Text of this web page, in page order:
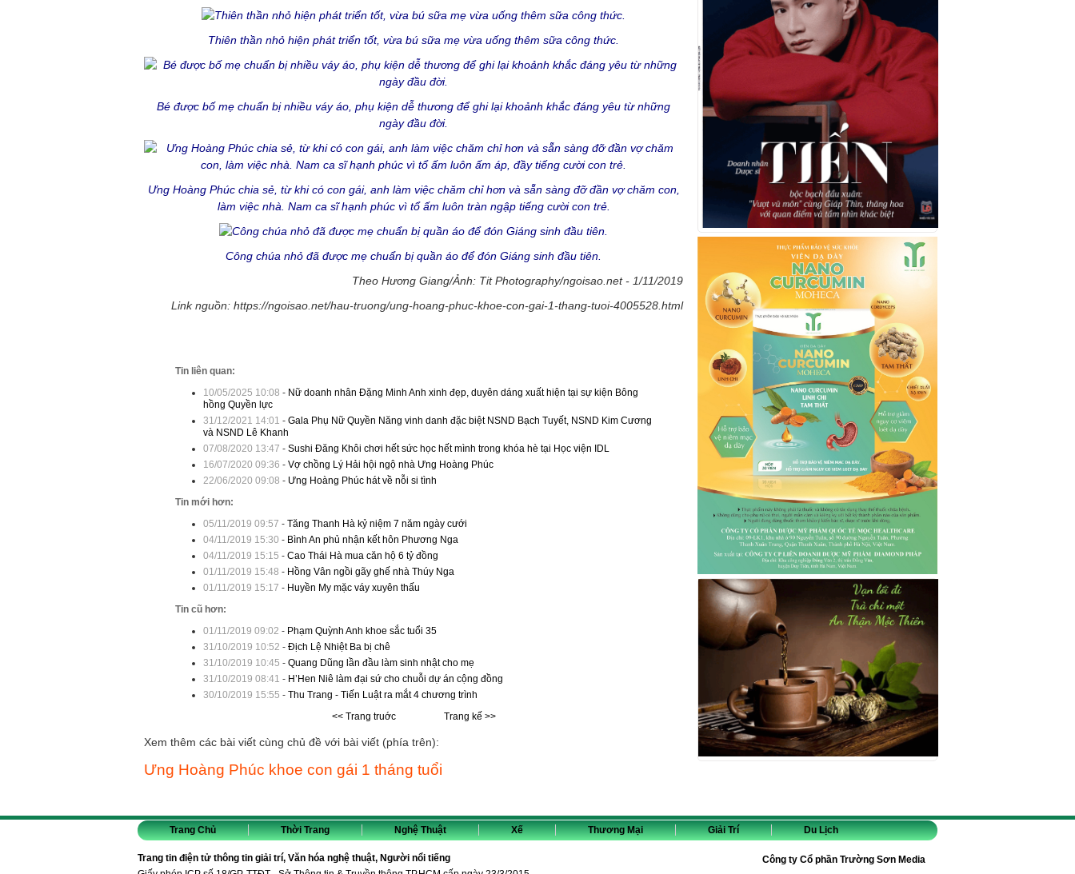
Thiên thần nhỏ hiện phát triển tốt, vừa bú sữa mẹ vừa uống thêm sữa công thức.
Bé được bố mẹ chuẩn bị nhiều váy áo, phụ kiện dễ thương để ghi lại khoảnh khắc đáng yêu từ những
ngày đầu đời.
Ưng Hoàng Phúc chia sẻ, từ khi có con gái, anh làm việc chăm chỉ hơn và sẵn sàng đỡ đần vợ chăm con,
làm việc nhà. Nam ca sĩ hạnh phúc vì tổ ấm luôn tràn ngập tiếng cười con trẻ.
Công chúa nhỏ đã được mẹ chuẩn bị quần áo để đón Giáng sinh đầu tiên.
Theo Hương Giang/Ảnh: Tit Photography/ngoisao.net - 1/11/2019
Link nguồn: https://ngoisao.net/hau-truong/ung-hoang-phuc-khoe-con-gai-1-thang-tuoi-4005528.html
Tin liên quan:
10/05/2025 10:08 - Nữ doanh nhân Đặng Minh Anh xinh đẹp, duyên dáng xuất hiện tại sự kiện Bông
hồng Quyền lực
31/12/2021 14:01 - Gala Phụ Nữ Quyền Năng vinh danh đặc biệt NSND Bạch Tuyết, NSND Kim Cương
và NSND Lê Khanh
07/08/2020 13:47 - Sushi Đăng Khôi chơi hết sức học hết mình trong khóa hè tại Học viện IDL
16/07/2020 09:36 - Vợ chồng Lý Hải hội ngộ nhà Ưng Hoàng Phúc
22/06/2020 09:08 - Ưng Hoàng Phúc hát về nỗi si tình
Tin mới hơn:
05/11/2019 09:57 - Tăng Thanh Hà kỷ niệm 7 năm ngày cưới
04/11/2019 15:30 - Bình An phủ nhận kết hôn Phương Nga
04/11/2019 15:15 - Cao Thái Hà mua căn hộ 6 tỷ đồng
01/11/2019 15:48 - Hồng Vân ngồi gãy ghế nhà Thúy Nga
01/11/2019 15:17 - Huyền My mặc váy xuyên thấu
Tin cũ hơn:
01/11/2019 09:02 - Phạm Quỳnh Anh khoe sắc tuổi 35
31/10/2019 10:52 - Địch Lệ Nhiệt Ba bị chê
31/10/2019 10:45 - Quang Dũng lần đầu làm sinh nhật cho mẹ
31/10/2019 08:41 - H’Hen Niê làm đại sứ cho chuỗi dự án cộng đồng
30/10/2019 15:55 - Thu Trang - Tiến Luật ra mắt 4 chương trình
<< Trang truớc
Trang kế >>
Xem thêm các bài viết cùng chủ đề với bài viết (phía trên):
Ưng Hoàng Phúc khoe con gái 1 tháng tuổi
Trang Chủ Thời Trang Nghệ Thuật Xế Thương Mại Giải Trí Du Lịch
Trang tin điện tử thông tin giải trí, Văn hóa nghệ thuật, Người nổi tiếng
Công ty Cổ phần Trường Sơn Media